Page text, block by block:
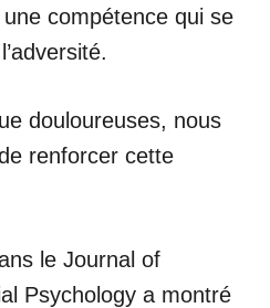
compétence qui se
douloureuses, nous
renforcer cette
le Journal of
Psychology a montré